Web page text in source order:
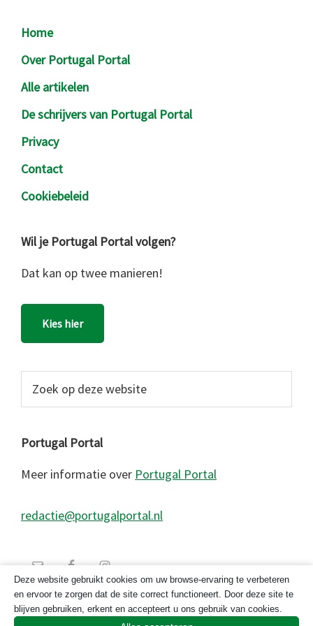
Footer
Home
Over Portugal Portal
Alle artikelen
De schrijvers van Portugal Portal
Privacy
Contact
Cookiebeleid
Wil je Portugal Portal volgen?
Dat kan op twee manieren!
Kies hier
website
Portugal Portal
Meer informatie over Portugal Portal
redactie@portugalportal.nl
Deze website gebruikt cookies om uw browse-ervaring te verbeteren
en ervoor te zorgen dat de site correct functioneert. Door deze site te
blijven gebruiken, erkent en accepteert u ons gebruik van cookies.